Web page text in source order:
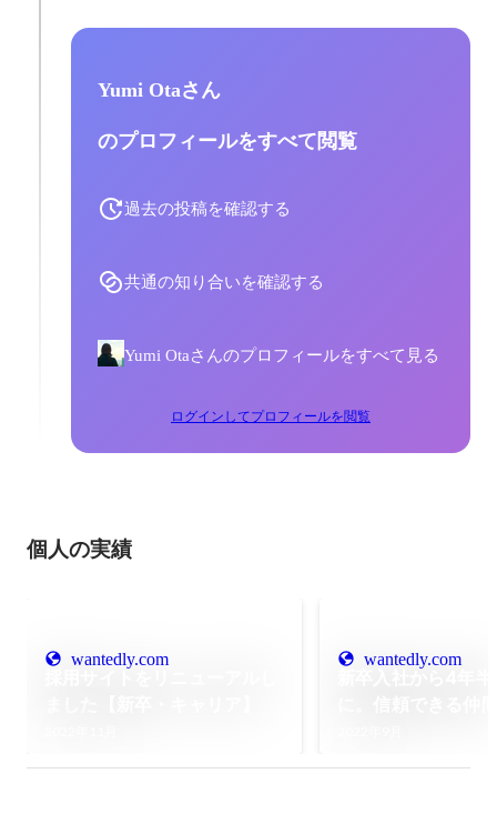
Yumi Otaさん
のプロフィールをすべて閲覧
過去の投稿を確認する
共通の知り合いを確認する
Yumi Otaさんのプロフィールをすべて見る
ログインしてプロフィールを閲覧
個人の実績
wantedly.com wantedly.com